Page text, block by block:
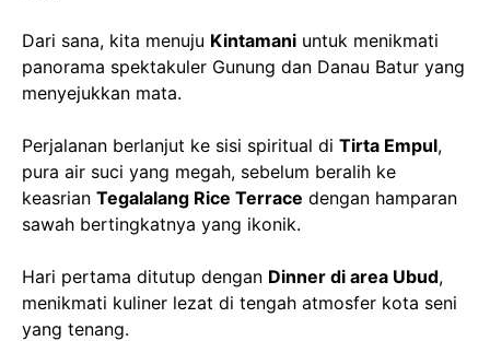
Dari sana, kita menuju Kintamani untuk menikmati
panorama spektakuler Gunung dan Danau Batur yang
menyejukkan mata.
Perjalanan berlanjut ke sisi spiritual di Tirta Empul,
pura air suci yang megah, sebelum beralih ke
keasrian Tegalalang Rice Terrace dengan hamparan
sawah bertingkatnya yang ikonik.
Hari pertama ditutup dengan Dinner di area Ubud,
menikmati kuliner lezat di tengah atmosfer kota seni
yang tenang.